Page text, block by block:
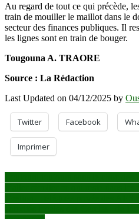
Au regard de tout ce qui précède,
train de mouiller le maillot dans le
secteur des finances publiques. Il
les lignes sont en train de bouger.
Tougouna A. TRAORE
Source : La Rédaction
Last Updated on 04/12/2025 by
Twitter Facebook
Imprimer
Navigation
de
l’article